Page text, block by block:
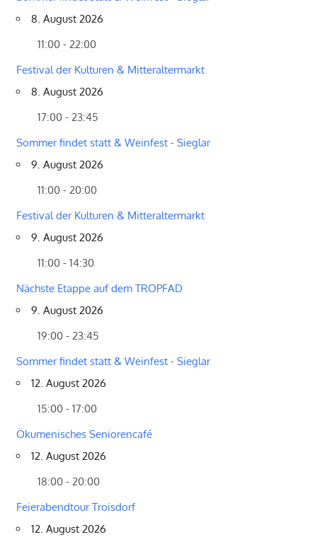
8. August 2026
11:00 - 22:00
Festival der Kulturen & Mitteraltermarkt
8. August 2026
17:00 - 23:45
Sommer findet statt & Weinfest - Sieglar
9. August 2026
11:00 - 20:00
Festival der Kulturen & Mitteraltermarkt
9. August 2026
11:00 - 14:30
Nächste Etappe auf dem TROPFAD
9. August 2026
19:00 - 23:45
Sommer findet statt & Weinfest - Sieglar
12. August 2026
15:00 - 17:00
Ökumenisches Seniorencafé
12. August 2026
18:00 - 20:00
Feierabendtour Troisdorf
12. August 2026